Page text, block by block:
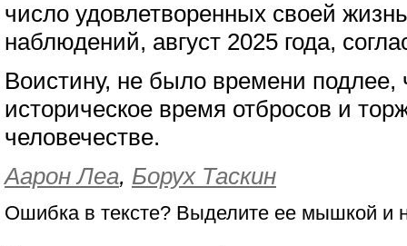
число удовлетворенных своей
наблюдений, август 2025 года,
Воистину, не было времени подлее,
историческое время отбросов и
человечестве.
Аарон Леа, Борух Таскин
Ошибка в тексте? Выделите ее мышкой и